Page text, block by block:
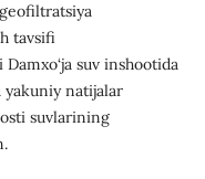
tavsifi
suv inshootida
yakuniy natijalar
suvlarining